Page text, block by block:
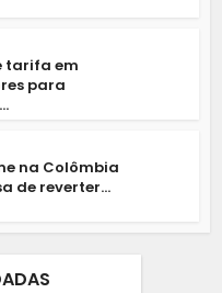
tarifa em
para
na Colômbia
de reverter...